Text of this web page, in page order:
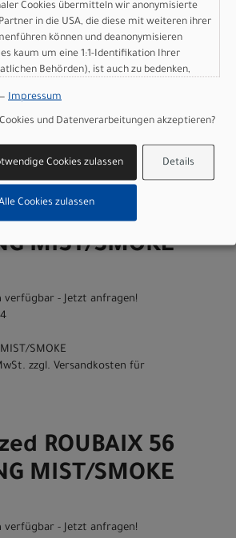
MIST/SMOKE
- Jetzt anfragen!
SMOKE
ROUBAIX 54
MIST/SMOKE
verfügbar - Jetzt anfragen!
SMOKE
zzgl. Versandkosten für
ROUBAIX 56
MIST/SMOKE
verfügbar - Jetzt anfragen!
Cookies übermitteln wir anonymisierte
in die USA, die diese mit weiteren ihrer
können und deanonymisieren
kaum um eine 1:1-Identifikation Ihrer
Behörden), ist auch zu bedenken,
Union.
— Impressum
und Datenverarbeitungen akzeptieren?
Details
Cookies zulassen
Cookies zulassen